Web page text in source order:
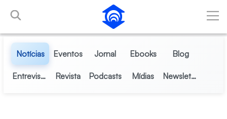
Pular para o Conteúdo principal
Notícias Eventos Jornal Ebooks Blog
Entrevistas Revista Podcasts Mídias Newsletter